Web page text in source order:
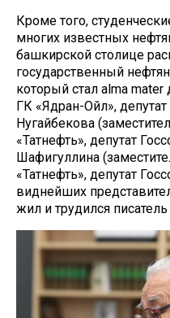
Кроме того,
многих известных
башкирской столице
государственный
который стал alma
ГК «Ядран-Ойл»,
Нугайбекова
«Татнефть», депутат
Шафигуллина
«Татнефть», депутат
виднейших
жил и трудился